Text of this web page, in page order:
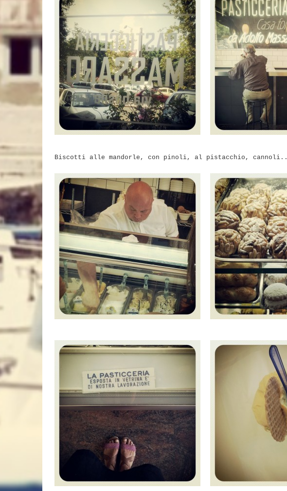
Biscotti alle mandorle, con pinoli, al pistacchio, cannoli..